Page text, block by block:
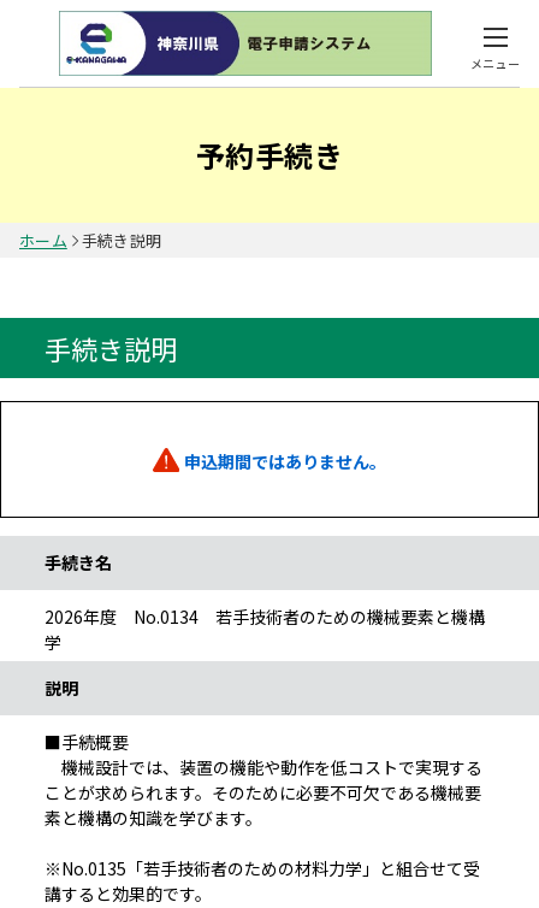
メニュー
予約手続き
ホーム 手続き説明
手続き説明
申込期間ではありません。
手続き名
2026年度 No.0134 若手技術者のための機械要素と機構
学
説明
■手続概要
機械設計では、装置の機能や動作を低コストで実現する
ことが求められます。そのために必要不可欠である機械要
素と機構の知識を学びます。
※No.0135「若手技術者のための材料力学」と組合せて受
講すると効果的です。